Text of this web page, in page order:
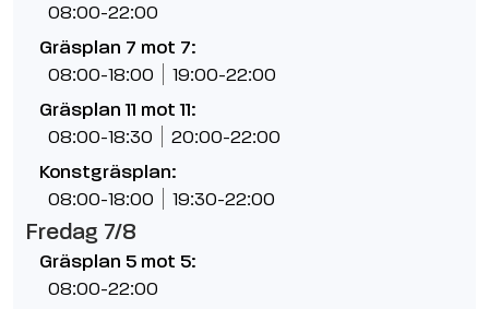
08:00-22:00
Gräsplan 7 mot 7:
08:00-18:00 19:00-22:00
Gräsplan 11 mot 11:
08:00-18:30 20:00-22:00
Konstgräsplan:
08:00-18:00 19:30-22:00
Fredag 7/8
Gräsplan 5 mot 5:
08:00-22:00